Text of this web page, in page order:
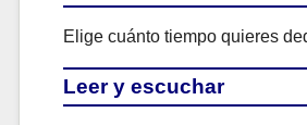
Elige cuánto tiempo quieres
Leer y escuchar